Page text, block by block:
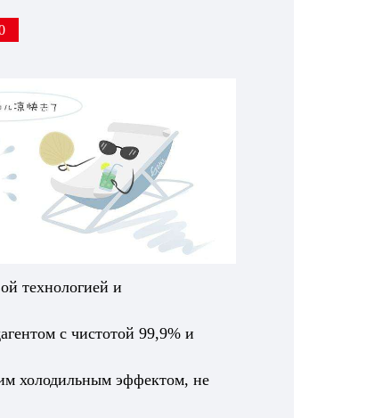
технологией и
с чистотой 99,9% и
холодильным эффектом, не